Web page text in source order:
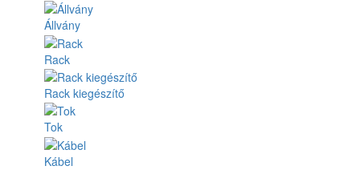
Állvány
Rack
Rack kiegészítő
Tok
Kábel